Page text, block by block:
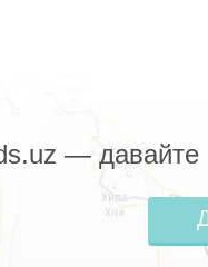
— давайте